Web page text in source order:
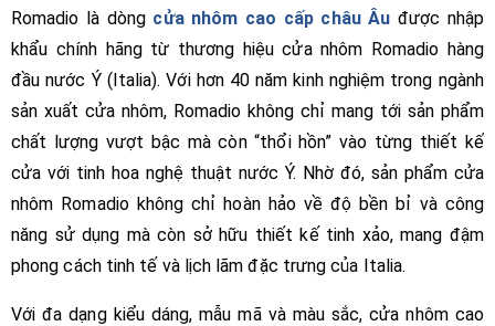
Romadio là dòng cửa nhôm cao cấp châu Âu được nhập
khẩu chính hãng từ thương hiệu cửa nhôm Romadio hàng
đầu nước Ý (Italia). Với hơn 40 năm kinh nghiệm trong ngành
sản xuất cửa nhôm, Romadio không chỉ mang tới sản phẩm
chất lượng vượt bậc mà còn “thổi hồn” vào từng thiết kế
cửa với tinh hoa nghệ thuật nước Ý. Nhờ đó, sản phẩm cửa
nhôm Romadio không chỉ hoàn hảo về độ bền bỉ và công
năng sử dụng mà còn sở hữu thiết kế tinh xảo, mang đậm
phong cách tinh tế và lịch lãm đặc trưng của Italia.
Với đa dạng kiểu dáng, mẫu mã và màu sắc, cửa nhôm cao